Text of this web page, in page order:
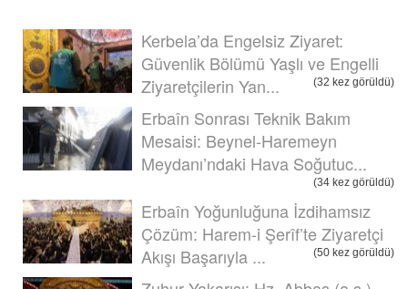
Kerbela’da Engelsiz Ziyaret:
Güvenlik Bölümü Yaşlı ve Engelli
Ziyaretçilerin Yan...
(32 kez görüldü)
Erbaîn Sonrası Teknik Bakım
Mesaisi: Beynel-Haremeyn
Meydanı’ndaki Hava Soğutuc...
(34 kez görüldü)
Erbaîn Yoğunluğuna İzdihamsız
Çözüm: Harem-i Şerîf’te Ziyaretçi
Akışı Başarıyla ...
(50 kez görüldü)